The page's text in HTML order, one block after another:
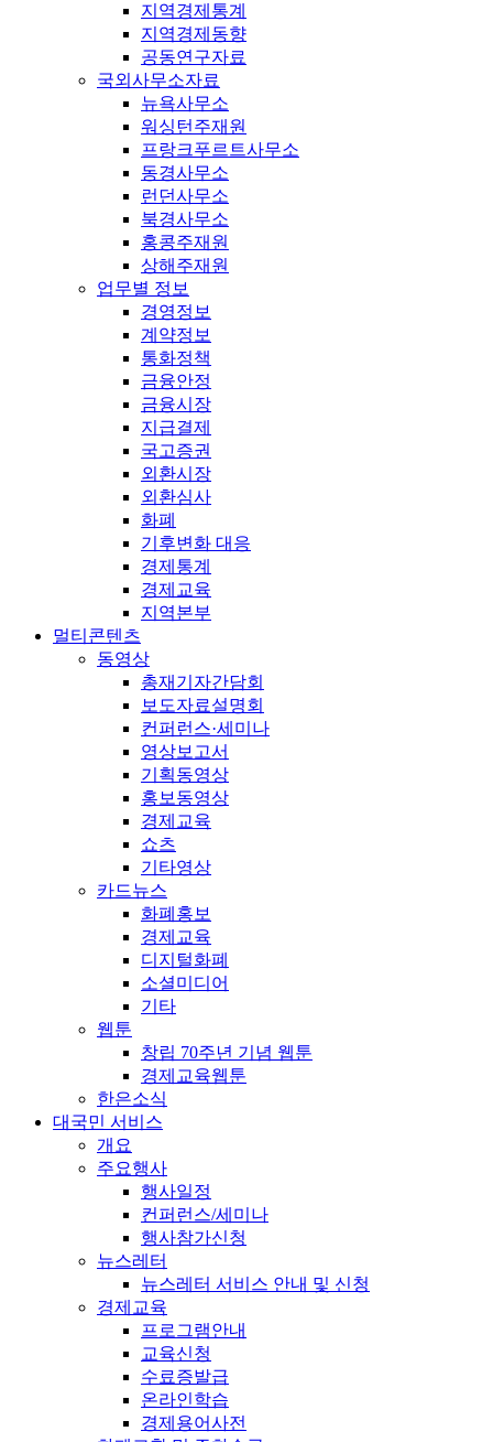
지역경제통계
지역경제동향
공동연구자료
국외사무소자료
뉴욕사무소
워싱턴주재원
프랑크푸르트사무소
동경사무소
런던사무소
북경사무소
홍콩주재원
상해주재원
업무별 정보
경영정보
계약정보
통화정책
금융안정
금융시장
지급결제
국고증권
외환시장
외환심사
화폐
기후변화 대응
경제통계
경제교육
지역본부
멀티콘텐츠
동영상
총재기자간담회
보도자료설명회
컨퍼런스·세미나
영상보고서
기획동영상
홍보동영상
경제교육
쇼츠
기타영상
카드뉴스
화폐홍보
경제교육
디지털화폐
소셜미디어
기타
웹툰
창립 70주년 기념 웹툰
경제교육웹툰
한은소식
대국민 서비스
개요
주요행사
행사일정
컨퍼런스/세미나
행사참가신청
뉴스레터
뉴스레터 서비스 안내 및 신청
경제교육
프로그램안내
교육신청
수료증발급
온라인학습
경제용어사전